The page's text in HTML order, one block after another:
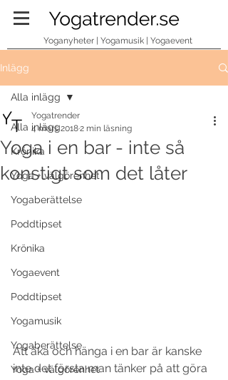
Yoganyheter | Yogamusik | Yogaevent
Inlägg
Alla inlägg
Krönika
Yoga + välgörenhet
Yogaberättelse
Poddtipset
Krönika
Yogaevent
Poddtipset
Yogamusik
Yogaberättelse
Yoga + välgörenhet
Alla inlägg
Yoga i en bar - inte så
konstigt som det låter
Yogatrender
4 mars 20182 min läsning
Att åka och hänga i en bar är kanske
inte det första man tänker på att göra